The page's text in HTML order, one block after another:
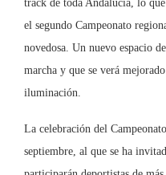
track de toda Andalucía, lo
el segundo Campeonato
novedosa. Un nuevo espacio
marcha y que se verá
iluminación.
La celebración del
septiembre, al que se ha